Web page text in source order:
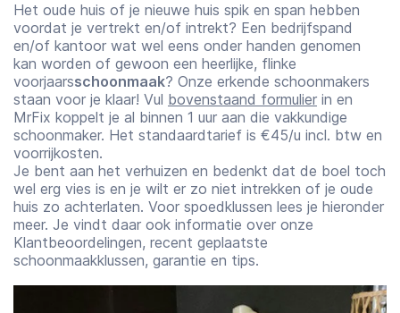
Het oude huis of je nieuwe huis spik en span hebben
voordat je vertrekt en/of intrekt? Een bedrijfspand
en/of kantoor wat wel eens onder handen genomen
kan worden of gewoon een heerlijke, flinke
voorjaarsschoonmaak? Onze erkende schoonmakers
staan voor je klaar! Vul bovenstaand formulier in en
MrFix koppelt je al binnen 1 uur aan die vakkundige
schoonmaker. Het standaardtarief is €45/u incl. btw en
voorrijkosten.
Je bent aan het verhuizen en bedenkt dat de boel toch
wel erg vies is en je wilt er zo niet intrekken of je oude
huis zo achterlaten. Voor spoedklussen lees je hieronder
meer. Je vindt daar ook informatie over onze
Klantbeoordelingen, recent geplaatste
schoonmaakklussen, garantie en tips.